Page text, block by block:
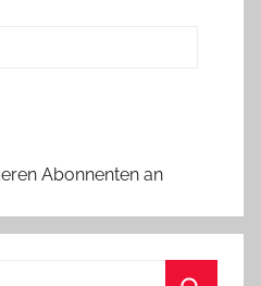
Abonnenten an